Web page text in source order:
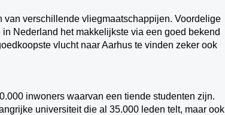
verschillende vliegmaatschappijen. Voordelige
Nederland het makkelijkste via een goed bekend
vlucht naar Aarhus te vinden zeker ook
inwoners waarvan een tiende studenten zijn.
universiteit die al 35.000 leden telt, maar ook